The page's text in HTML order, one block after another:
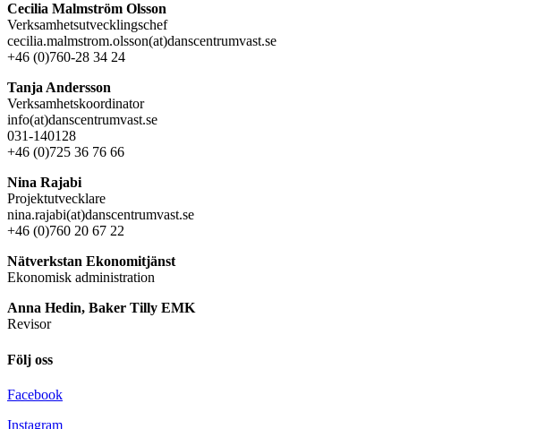
Cecilia Malmström Olsson
Verksamhetsutvecklingschef
cecilia.malmstrom.olsson(at)danscentrumvast.se
+46 (0)760-28 34 24
Tanja Andersson
Verksamhetskoordinator
info(at)danscentrumvast.se
031-140128
+46 (0)725 36 76 66
Nina Rajabi
Projektutvecklare
nina.rajabi(at)danscentrumvast.se
+46 (0)760 20 67 22
Nätverkstan Ekonomitjänst
Ekonomisk administration
Anna Hedin, Baker Tilly EMK
Revisor
Följ oss
Facebook
Instagram